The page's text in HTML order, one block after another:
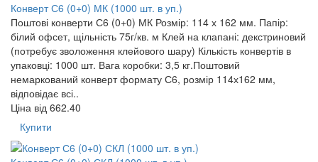
Конверт С6 (0+0) МК (1000 шт. в уп.)
Поштові конверти С6 (0+0) МК Розмір: 114 х 162 мм. Папір:
білий офсет, щільність 75г/кв. м Клей на клапані: декстриновий
(потребує зволоження клейового шару) Кількість конвертів в
упаковці: 1000 шт. Вага коробки: 3,5 кг.Поштовий
немаркований конверт формату С6, розмір 114х162 мм,
відповідає всі..
Ціна від 662.40
Купити